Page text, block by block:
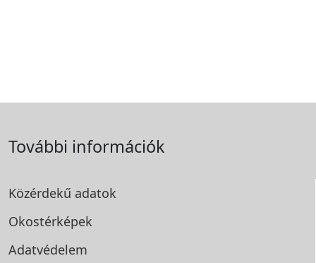
További információk
Közérdekű adatok
Okostérképek
Adatvédelem